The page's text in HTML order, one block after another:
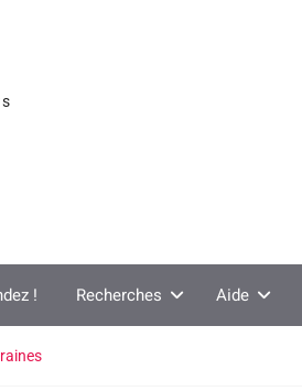
! Recherches Aide